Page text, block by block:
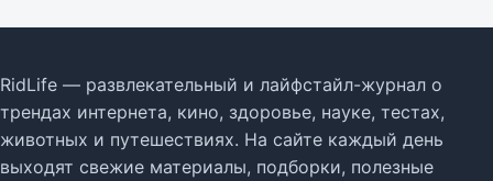
RidLife — развлекательный и лайфстайл-журнал о
трендах интернета, кино, здоровье, науке, тестах,
животных и путешествиях. На сайте каждый день
выходят свежие материалы, подборки, полезные